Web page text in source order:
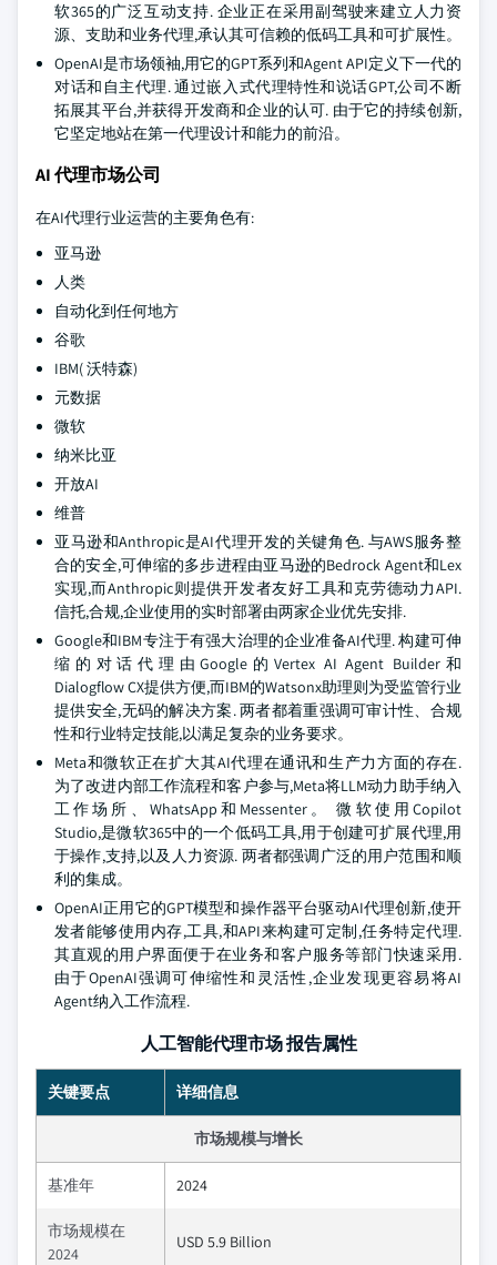
软365的广泛互动支持. 企业正在采用副驾驶来建立人力资
源、支助和业务代理,承认其可信赖的低码工具和可扩展性。
OpenAI是市场领袖,用它的GPT系列和Agent API定义下一代的
对话和自主代理. 通过嵌入式代理特性和说话GPT,公司不断
拓展其平台,并获得开发商和企业的认可. 由于它的持续创新,
它坚定地站在第一代理设计和能力的前沿。
AI 代理市场公司
在AI代理行业运营的主要角色有:
亚马逊
人类
自动化到任何地方
谷歌
IBM( 沃特森)
元数据
微软
纳米比亚
开放AI
维普
亚马逊和Anthropic是AI代理开发的关键角色. 与AWS服务整
合的安全,可伸缩的多步进程由亚马逊的Bedrock Agent和Lex
实现,而Anthropic则提供开发者友好工具和克劳德动力API.
信托,合规,企业使用的实时部署由两家企业优先安排.
Google和IBM专注于有强大治理的企业准备AI代理. 构建可伸
缩的对话代理由Google的Vertex AI Agent Builder和
Dialogflow CX提供方便,而IBM的Watsonx助理则为受监管行业
提供安全,无码的解决方案. 两者都着重强调可审计性、合规
性和行业特定技能,以满足复杂的业务要求。
Meta和微软正在扩大其AI代理在通讯和生产力方面的存在.
为了改进内部工作流程和客户参与,Meta将LLM动力助手纳入
工作场所、WhatsApp和Messenter。 微软使用Copilot
Studio,是微软365中的一个低码工具,用于创建可扩展代理,用
于操作,支持,以及人力资源. 两者都强调广泛的用户范围和顺
利的集成。
OpenAI正用它的GPT模型和操作器平台驱动AI代理创新,使开
发者能够使用内存,工具,和API来构建可定制,任务特定代理.
其直观的用户界面便于在业务和客户服务等部门快速采用.
由于OpenAI强调可伸缩性和灵活性,企业发现更容易将AI
Agent纳入工作流程.
人工智能代理市场 报告属性
关键要点 详细信息
市场规模与增长
基准年 2024
市场规模在
2024
USD 5.9 Billion